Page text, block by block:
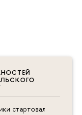
стартовал